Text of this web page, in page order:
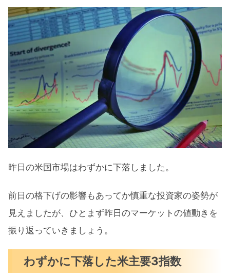
S&P500ヒートマップ
セクター別パフォーマンス
S&P500チャート分析
米国市場のトピックス
iPhone売上げ届かず時間外でアップル
下落
アマゾン決算発表後の時間外で一時
速
8月の注目イベントについて
まとめ
昨日の米国市場はわずかに下落しました。
前日の格下げの影響もあってか慎重な投資家の姿勢が
見えましたが、ひとまず昨日のマーケットの値動きを
振り返っていきましょう。
わずかに下落した米主要3指数